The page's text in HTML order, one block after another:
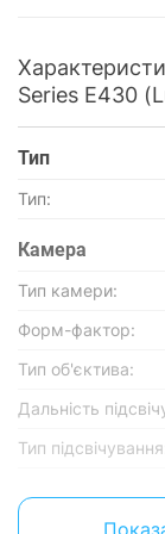
Series E430
Тип
Тип:
Камера
Тип камери:
Форм-фактор:
Тип об'єктива:
Дальність
Тип
Відео